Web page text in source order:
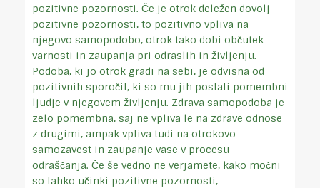
pozitivne pozornosti. Če je otrok deležen dovolj
pozitivne pozornosti, to pozitivno vpliva na
njegovo samopodobo, otrok tako dobi občutek
varnosti in zaupanja pri odraslih in življenju.
Podoba, ki jo otrok gradi na sebi, je odvisna od
pozitivnih sporočil, ki so mu jih poslali pomembni
ljudje v njegovem življenju. Zdrava samopodoba je
zelo pomembna, saj ne vpliva le na zdrave odnose
z drugimi, ampak vpliva tudi na otrokovo
samozavest in zaupanje vase v procesu
odraščanja. Če še vedno ne verjamete, kako močni
so lahko učinki pozitivne pozornosti,